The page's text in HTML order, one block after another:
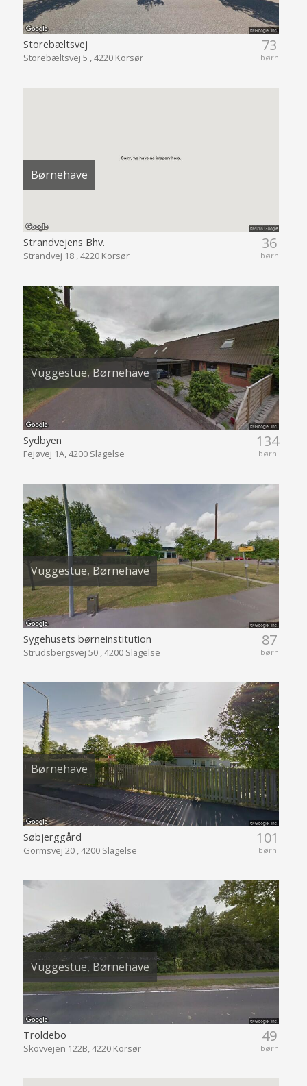
73
børn
Storebæltsvej
Storebæltsvej 5 , 4220 Korsør
Børnehave
36
børn
Strandvejens Bhv.
Strandvej 18 , 4220 Korsør
Vuggestue, Børnehave
134
børn
Sydbyen
Fejøvej 1A, 4200 Slagelse
Vuggestue, Børnehave
87
børn
Sygehusets børneinstitution
Strudsbergsvej 50 , 4200 Slagelse
Børnehave
101
børn
Søbjerggård
Gormsvej 20 , 4200 Slagelse
Vuggestue, Børnehave
49
børn
Troldebo
Skovvejen 122B, 4220 Korsør